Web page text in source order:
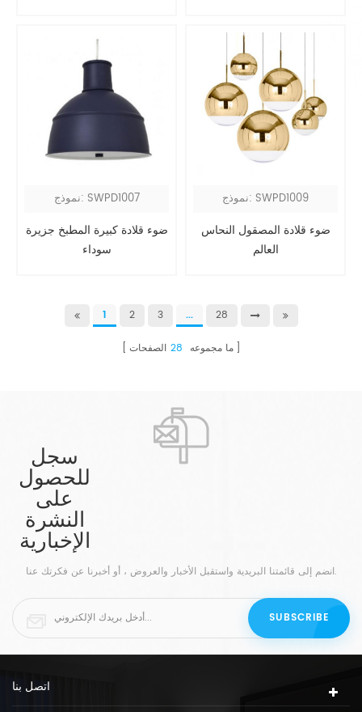
نموذج: SWPD1007
ضوء قلادة كبيرة المطبخ جزيرة
سوداء
نموذج: SWPD1009
ضوء قلادة المصقول النحاس
العالم
1 2 3 ... 28
ما مجموعه 28 الصفحات
سجل
للحصول
على
النشرة
الإخبارية
انضم إلى قائمتنا البريدية واستقبل الأخبار والعروض ، أو أخبرنا عن فكرتك عنا.
اتصل بنا